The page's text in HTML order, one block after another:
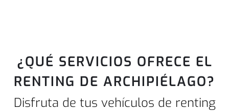
¿QUÉ SERVICIOS OFRECE EL
RENTING DE ARCHIPIÉLAGO?
Disfruta de tus vehículos de renting